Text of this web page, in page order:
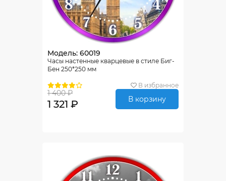
Модель: 60019
Часы настенные кварцевые в стиле Биг-
Бен 250*250 мм
В избранное
1 400 ₽
1 321 ₽ В корзину